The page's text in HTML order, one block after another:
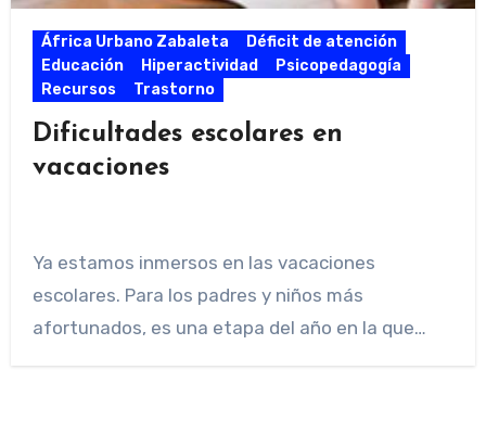
África Urbano Zabaleta
Déficit de atención
Educación
Hiperactividad
Psicopedagogía
Recursos
Trastorno
Dificultades escolares en
vacaciones
Ya estamos inmersos en las vacaciones
escolares. Para los padres y niños más
afortunados, es una etapa del año en la que…